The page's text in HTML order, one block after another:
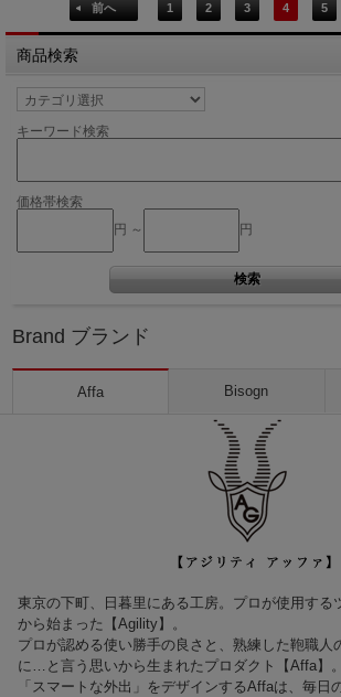
前へ 1 2 3 4 5
商品検索
キーワード検索
価格帯検索
円 ～
円
Brand ブランド
Affa Bisogn
東京の下町、日暮里にある工房。プロが使用する
から始まった【Agility】。
プロが認める使い勝手の良さと、熟練した鞄職人
に…と言う思いから生まれたプロダクト【Affa】。
「スマートな外出」をデザインするAffaは、毎日